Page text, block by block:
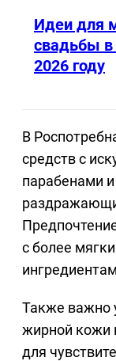
Идеи для
свадьбы в
2026 году
В
средств с
парабенами
с более
Также важно
жирной кожи
для